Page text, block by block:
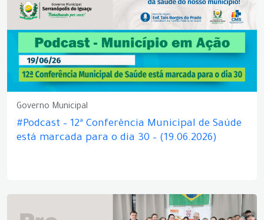
Governo Municipal
#Podcast – 12ª Conferência Municipal de Saúde
está marcada para o dia 30 – (19.06.2026)